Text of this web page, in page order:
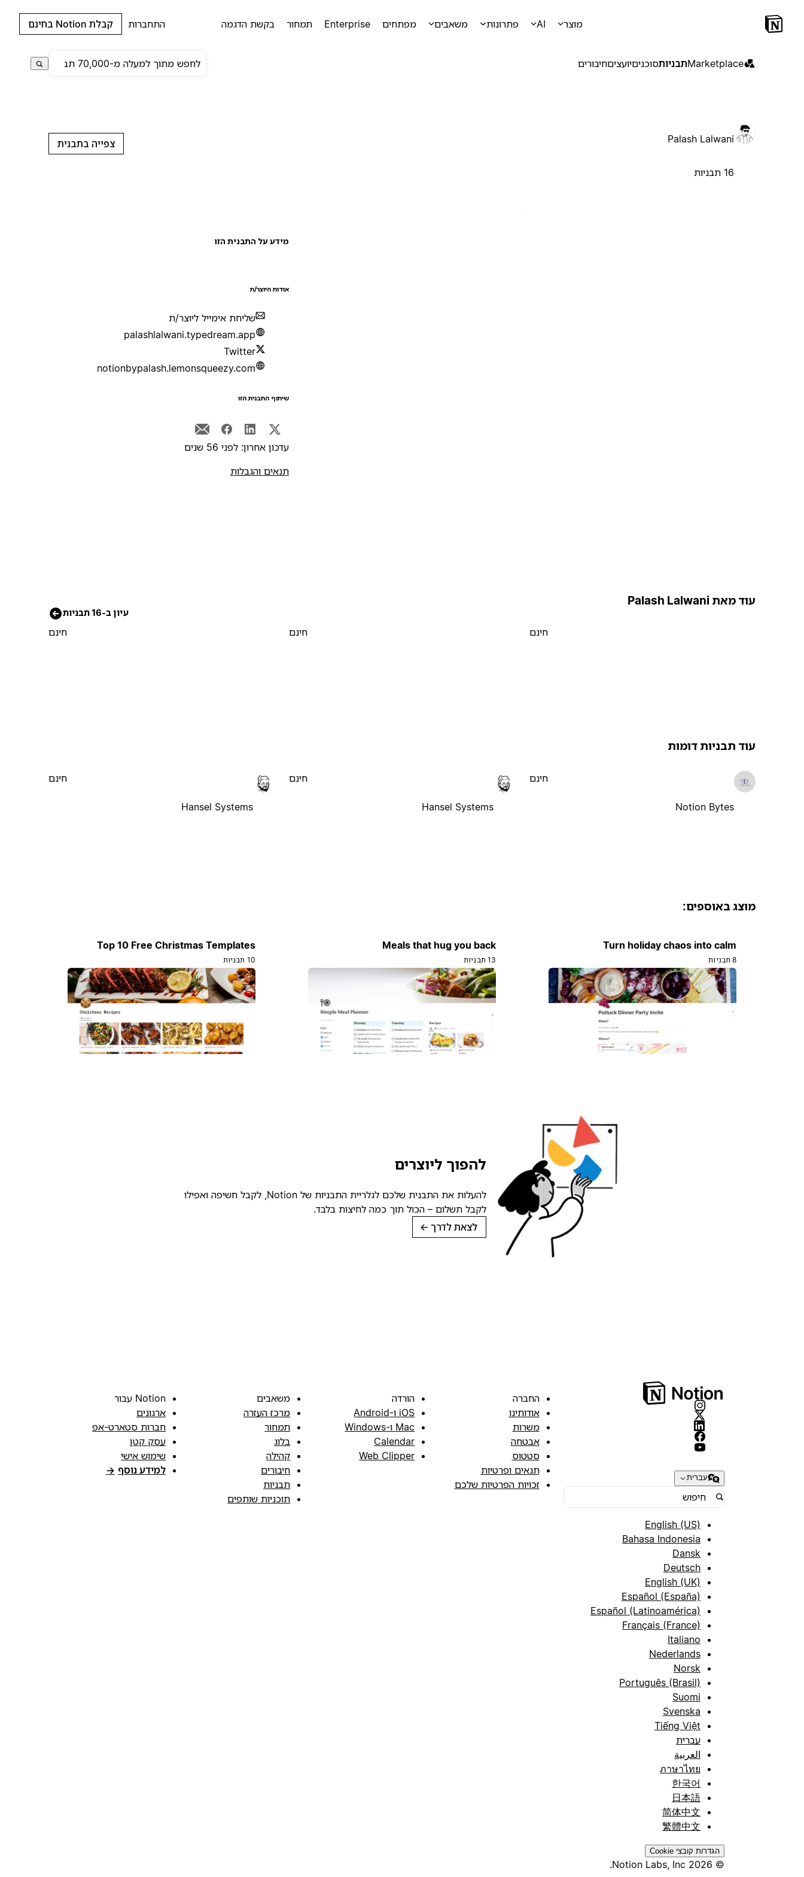
מוצר AI פתרונות משאבים מפתחים Enterprise תמחור בקשת הדגמה התחברות קבלת Notion בחינם
Marketplaceתבניותסוכניםיועציםחיבורים
Palash Lalwani
16 תבניות
צפייה בתבנית
מידע על התבנית הזו
אודות היוצר/ת
שליחת אימייל ליוצר/ת
palashlalwani.typedream.app
Twitter
notionbypalash.lemonsqueezy.com
שיתוף התבנית הזו
עדכון אחרון: לפני 56 שנים
תנאים והגבלות
עוד מאת Palash Lalwani
עיון ב-16 תבניות
חינם חינם חינם
עוד תבניות דומות
Notion Bytes
חינם
Hansel Systems
חינם
Hansel Systems
חינם
מוצג באוספים:
Turn holiday chaos into calm
8 תבניות
Meals that hug you back
13 תבניות
Top 10 Free Christmas Templates
10 תבניות
להפוך ליוצרים
להעלות את התבנית שלכם לגלריית התבניות של Notion, לקבל חשיפה ואפילו
לקבל תשלום – הכול תוך כמה לחיצות בלבד.
לצאת לדרך →
עברית
English (US)
Bahasa Indonesia
Dansk
Deutsch
English (UK)
Español (España)
Español (Latinoamérica)
Français (France)
Italiano
Nederlands
Norsk
Português (Brasil)
Suomi
Svenska
Tiếng Việt
עברית
العربية
ภาษาไทย
한국어
日本語
简体中文
繁體中文
הגדרות קובצי Cookie
© 2026 Notion Labs, Inc.
החברה
אודותינו
משרות
אבטחה
סטטוס
תנאים ופרטיות
זכויות הפרטיות שלכם
הורדה
iOS ו-Android
Mac ו-Windows
Calendar
Web Clipper
משאבים
מרכז העזרה
תמחור
בלוג
קהילה
חיבורים
תבניות
תוכניות שותפים
Notion עבור
ארגונים
חברות סטארט-אפ
עסק קטן
שימוש אישי
למידע נוסף →